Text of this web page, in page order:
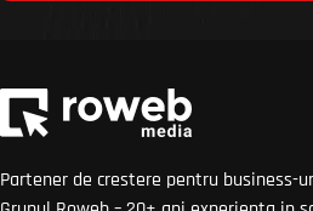
Partener de crestere pentru business-